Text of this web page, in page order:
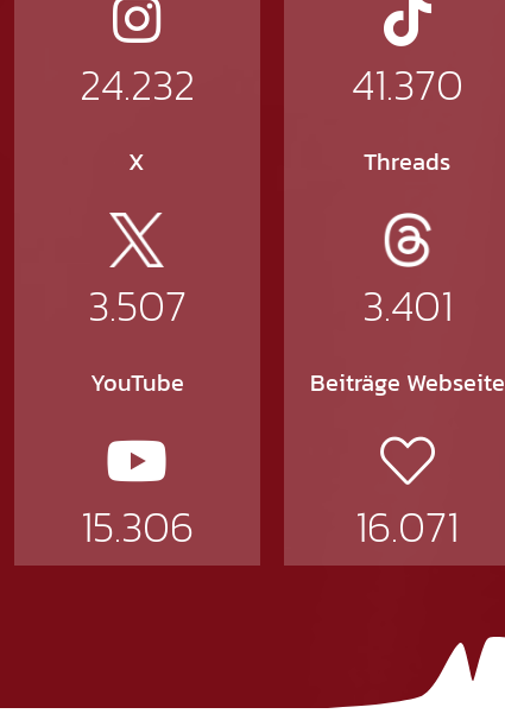
24.232 41.370
X
3.507
Threads
3.401
YouTube
15.306
Beiträge Webseite
16.071